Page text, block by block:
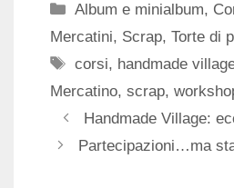
Categorie
Album e minialbum,
Mercatini, Scrap, Torte di
Tag
corsi, handmade
Mercatino, scrap,
Handmade Village:
Partecipazioni…ma